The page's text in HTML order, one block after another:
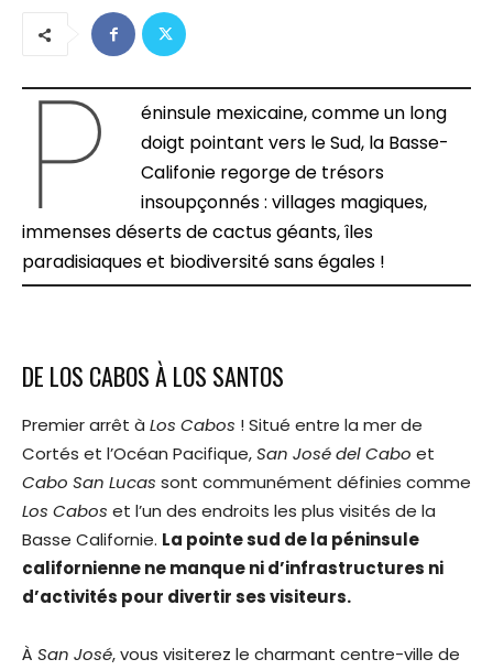
P
éninsule mexicaine, comme un long
doigt pointant vers le Sud, la Basse-
Califonie regorge de trésors
insoupçonnés : villages magiques,
immenses déserts de cactus géants, îles
paradisiaques et biodiversité sans égales !
DE LOS CABOS À LOS SANTOS
Premier arrêt à Los Cabos ! Situé entre la mer de
Cortés et l’Océan Pacifique,San José del Cabo et
Cabo San Lucas sont communément définies comme
Los Cabos et l’un des endroits les plus visités de la
Basse Californie. La pointe sud de la péninsule
californienne ne manque ni d’infrastructures ni
d’activités pour divertir ses visiteurs.
À San José, vous visiterez le charmant centre-ville de